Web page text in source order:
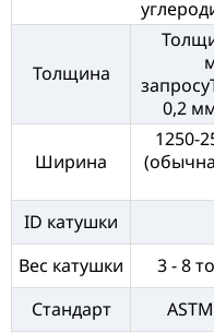
Толщина
0,2
Ширина
1250-
ID катушки
Вес катушки
3 - 8
Стандарт